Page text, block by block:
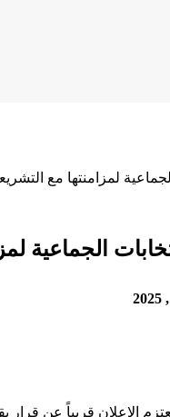
لمزامنتها مع التشريعية
الجماعية